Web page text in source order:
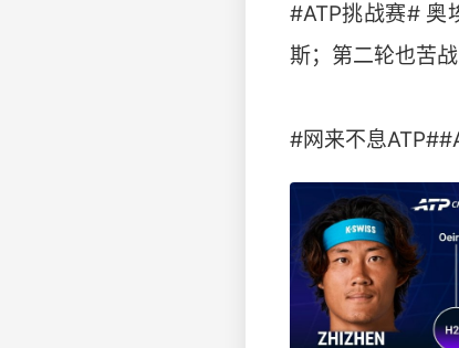
#ATP挑战赛# 奥
斯；第二轮也苦
#网来不息